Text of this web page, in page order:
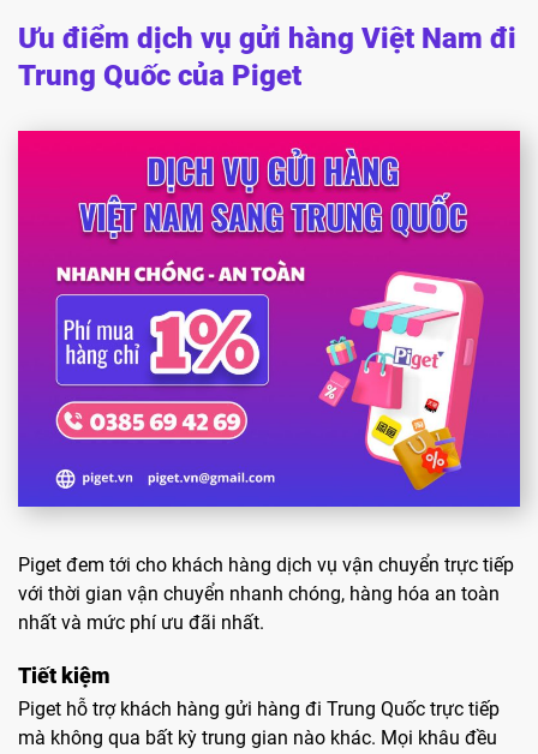
Ưu điểm dịch vụ gửi hàng Việt Nam đi
Trung Quốc của Piget
Piget đem tới cho khách hàng dịch vụ vận chuyển trực tiếp
với thời gian vận chuyển nhanh chóng, hàng hóa an toàn
nhất và mức phí ưu đãi nhất.
Tiết kiệm
Piget hỗ trợ khách hàng gửi hàng đi Trung Quốc trực tiếp
mà không qua bất kỳ trung gian nào khác. Mọi khâu đều